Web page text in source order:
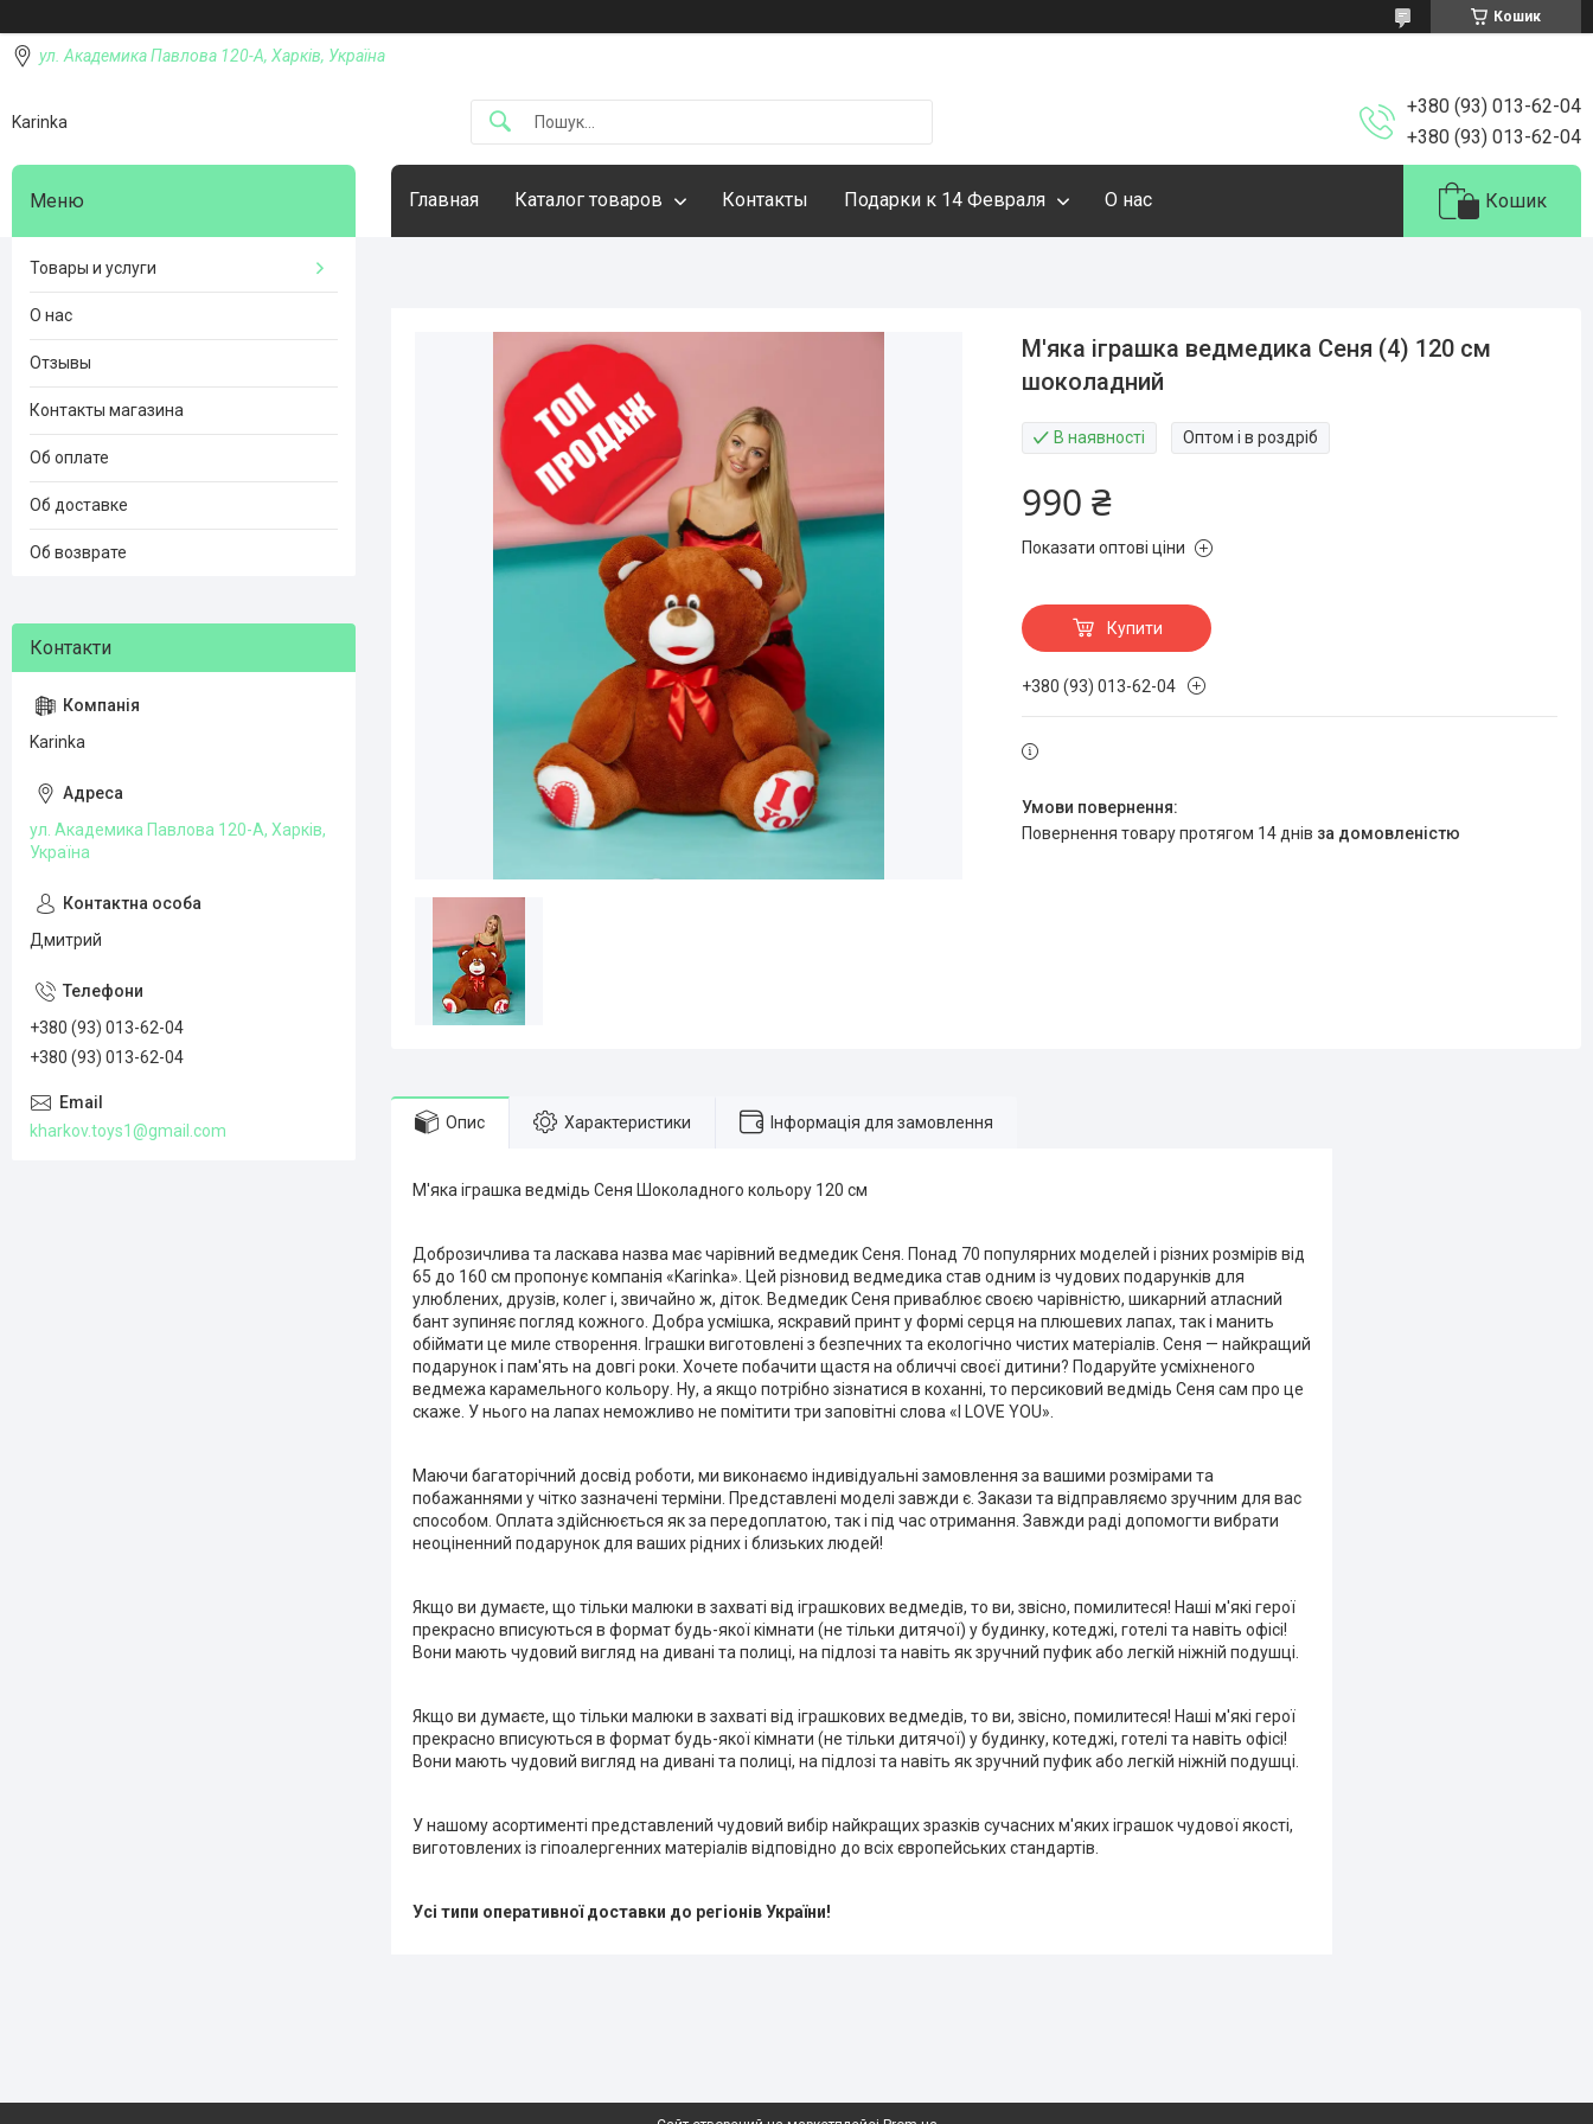
Кошик
ул. Академика Павлова 120-А, Харків, Україна
Karinka
+380 (93) 013-62-04
+380 (93) 013-62-04
Главная Каталог товаров Контакты Подарки к 14 Февраля О нас Кошик
М'яка іграшка ведмедика Сеня (4) 120 см
шоколадний
В наявності Оптом і в роздріб
990 ₴
Показати оптові ціни
Купити
+380 (93) 013-62-04
повернення товару протягом 14 днів за домовленістю
Опис Характеристики Інформація для замовлення
М'яка іграшка ведмідь Сеня Шоколадного кольору 120 см
Доброзичлива та ласкава назва має чарівний ведмедик Сеня. Понад 70 популярних моделей і різних розмірів від
65 до 160 см пропонує компанія «Karinka». Цей різновид ведмедика став одним із чудових подарунків для
улюблених, друзів, колег і, звичайно ж, діток. Ведмедик Сеня приваблює своєю чарівністю, шикарний атласний
бант зупиняє погляд кожного. Добра усмішка, яскравий принт у формі серця на плюшевих лапах, так і манить
обіймати це миле створення. Іграшки виготовлені з безпечних та екологічно чистих матеріалів. Сеня — найкращий
подарунок і пам'ять на довгі роки. Хочете побачити щастя на обличчі своєї дитини? Подаруйте усміхненого
ведмежа карамельного кольору. Ну, а якщо потрібно зізнатися в коханні, то персиковий ведмідь Сеня сам про це
скаже. У нього на лапах неможливо не помітити три заповітні слова «I LOVE YOU».
Маючи багаторічний досвід роботи, ми виконаємо індивідуальні замовлення за вашими розмірами та
побажаннями у чітко зазначені терміни. Представлені моделі завжди є. Закази та відправляємо зручним для вас
способом. Оплата здійснюється як за передоплатою, так і під час отримання. Завжди раді допомогти вибрати
неоціненний подарунок для ваших рідних і близьких людей!
Якщо ви думаєте, що тільки малюки в захваті від іграшкових ведмедів, то ви, звісно, помилитеся! Наші м'які герої
прекрасно вписуються в формат будь-якої кімнати (не тільки дитячої) у будинку, котеджі, готелі та навіть офісі!
Вони мають чудовий вигляд на дивані та полиці, на підлозі та навіть як зручний пуфик або легкій ніжній подушці.
Якщо ви думаєте, що тільки малюки в захваті від іграшкових ведмедів, то ви, звісно, помилитеся! Наші м'які герої
прекрасно вписуються в формат будь-якої кімнати (не тільки дитячої) у будинку, котеджі, готелі та навіть офісі!
Вони мають чудовий вигляд на дивані та полиці, на підлозі та навіть як зручний пуфик або легкій ніжній подушці.
У нашому асортименті представлений чудовий вибір найкращих зразків сучасних м'яких іграшок чудової якості,
виготовлених із гіпоалергенних матеріалів відповідно до всіх європейських стандартів.
Усі типи оперативної доставки до регіонів України!
Товары и услуги
О нас
Отзывы
Контакты магазина
Об оплате
Об доставке
Об возврате
Karinka
ул. Академика Павлова 120-А, Харків,
Україна
Дмитрий
+380 (93) 013-62-04
+380 (93) 013-62-04
kharkov.toys1@gmail.com